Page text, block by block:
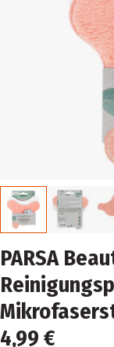
PARSA
4,99 €